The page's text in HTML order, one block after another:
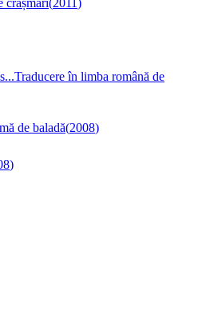
crâșmari(2011)
Traducere în limba română de
de baladă(2008)
)